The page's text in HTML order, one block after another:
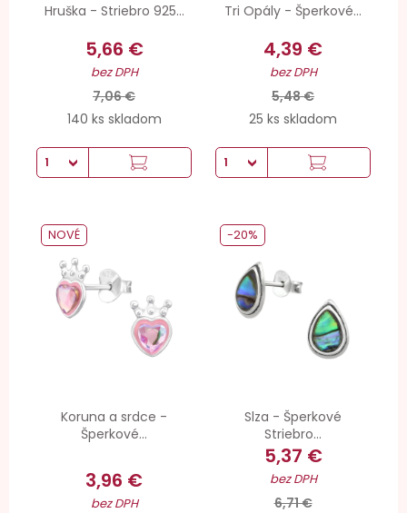
Hruška - Striebro 925...
5,66 €
bez DPH
7,06 €
140 ks skladom
Tri Opály - Šperkové...
4,39 €
bez DPH
5,48 €
25 ks skladom
Koruna a srdce -
Šperkové...
3,96 €
bez DPH
NOVÉ
Slza - Šperkové
Striebro...
5,37 €
bez DPH
6,71 €
-20%